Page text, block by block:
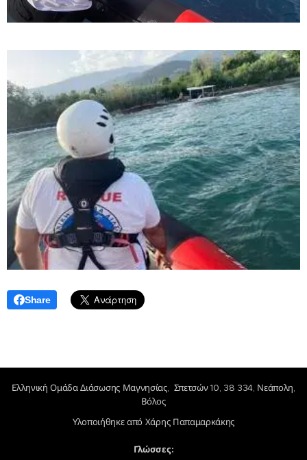
Share
Ελληνική Ομάδα Διάσωσης Μαγνησίας, Σπετσών 10, 38 334, Νεάπολη,
Βόλος
Υλοποιήθηκε από Χάρης Παπαμαρκάκης
Γλώσσες